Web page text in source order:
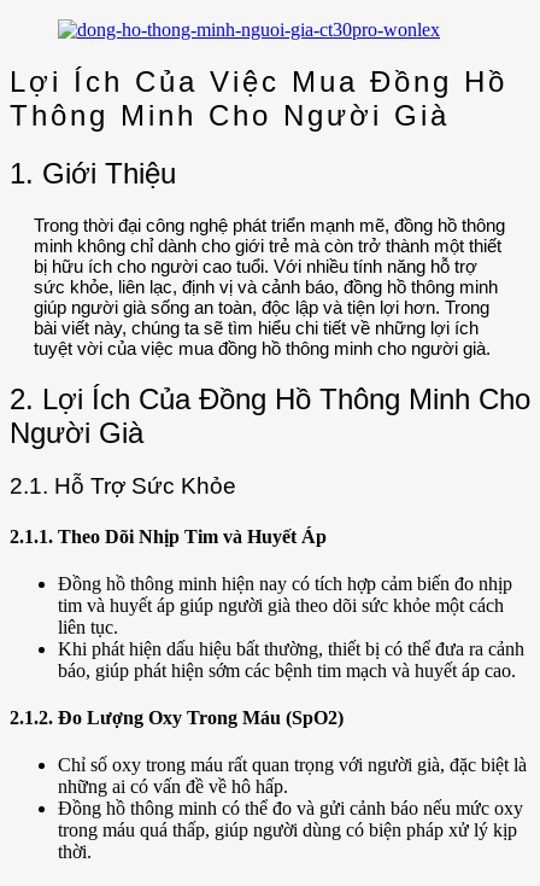
Lợi Ích Của Việc Mua Đồng Hồ
Thông Minh Cho Người Già
1. Giới Thiệu
Trong thời đại công nghệ phát triển mạnh mẽ, đồng hồ thông
minh không chỉ dành cho giới trẻ mà còn trở thành một thiết
bị hữu ích cho người cao tuổi. Với nhiều tính năng hỗ trợ
sức khỏe, liên lạc, định vị và cảnh báo, đồng hồ thông minh
giúp người già sống an toàn, độc lập và tiện lợi hơn. Trong
bài viết này, chúng ta sẽ tìm hiểu chi tiết về những lợi ích
tuyệt vời của việc mua đồng hồ thông minh cho người già.
2. Lợi Ích Của Đồng Hồ Thông Minh Cho
Người Già
2.1. Hỗ Trợ Sức Khỏe
2.1.1. Theo Dõi Nhịp Tim và Huyết Áp
Đồng hồ thông minh hiện nay có tích hợp cảm biến đo nhịp
tim và huyết áp giúp người già theo dõi sức khỏe một cách
liên tục.
Khi phát hiện dấu hiệu bất thường, thiết bị có thể đưa ra cảnh
báo, giúp phát hiện sớm các bệnh tim mạch và huyết áp cao.
2.1.2. Đo Lượng Oxy Trong Máu (SpO2)
Chỉ số oxy trong máu rất quan trọng với người già, đặc biệt là
những ai có vấn đề về hô hấp.
Đồng hồ thông minh có thể đo và gửi cảnh báo nếu mức oxy
trong máu quá thấp, giúp người dùng có biện pháp xử lý kịp
thời.